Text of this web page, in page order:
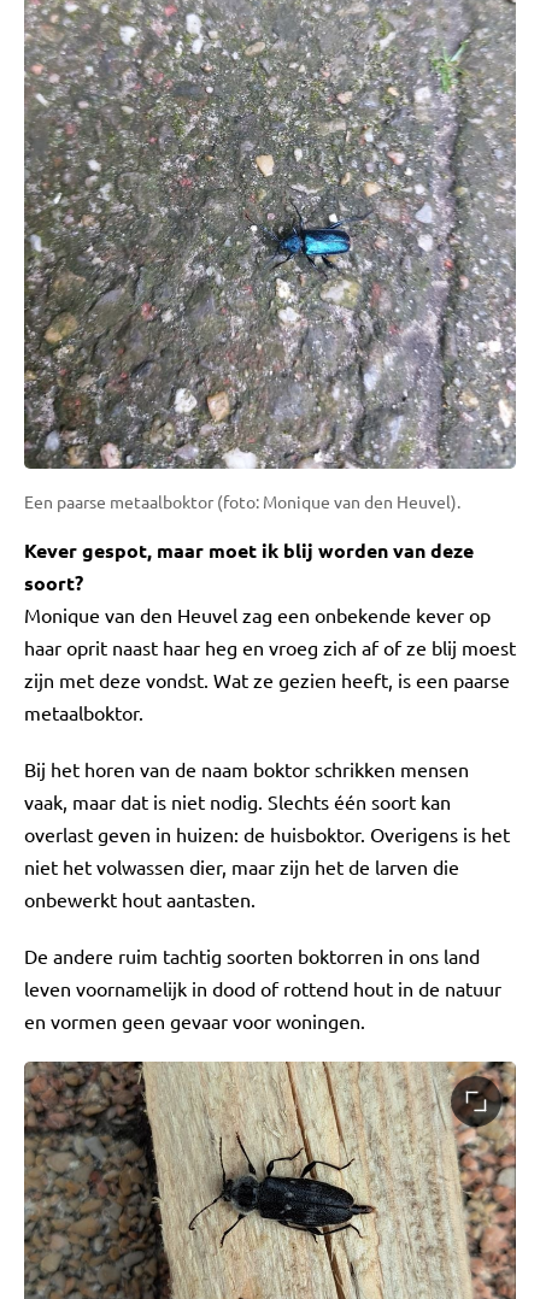
Een paarse metaalboktor (foto: Monique van den Heuvel).
Kever gespot, maar moet ik blij worden van deze
soort?
Monique van den Heuvel zag een onbekende kever op
haar oprit naast haar heg en vroeg zich af of ze blij moest
zijn met deze vondst. Wat ze gezien heeft, is een paarse
metaalboktor.
Bij het horen van de naam boktor schrikken mensen
vaak, maar dat is niet nodig. Slechts één soort kan
overlast geven in huizen: de huisboktor. Overigens is het
niet het volwassen dier, maar zijn het de larven die
onbewerkt hout aantasten.
De andere ruim tachtig soorten boktorren in ons land
leven voornamelijk in dood of rottend hout in de natuur
en vormen geen gevaar voor woningen.